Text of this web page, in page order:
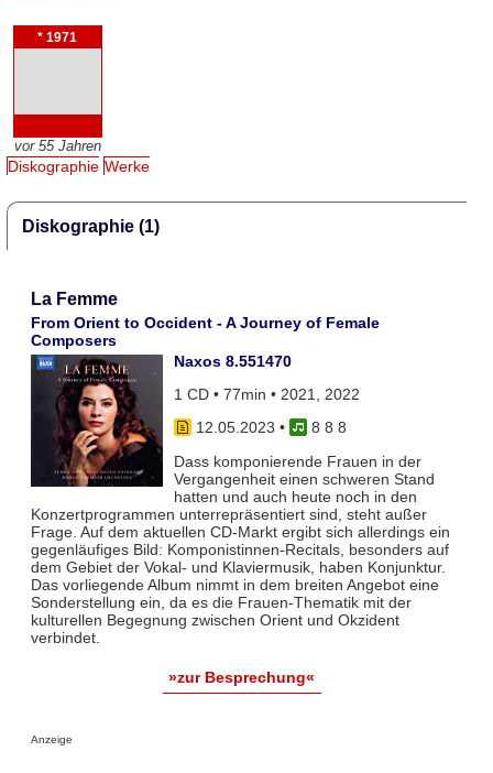
* 1971
vor 55 Jahren
Diskographie Werke
Diskographie (1)
La Femme
From Orient to Occident - A Journey of Female
Composers
Naxos 8.551470
1 CD • 77min • 2021, 2022
12.05.2023 •
8 8 8
Dass komponierende Frauen in der
Vergangenheit einen schweren Stand
hatten und auch heute noch in den
Konzertprogrammen unterrepräsentiert sind, steht außer
Frage. Auf dem aktuellen CD-Markt ergibt sich allerdings ein
gegenläufiges Bild: Komponistinnen-Recitals, besonders auf
dem Gebiet der Vokal- und Klaviermusik, haben Konjunktur.
Das vorliegende Album nimmt in dem breiten Angebot eine
Sonderstellung ein, da es die Frauen-Thematik mit der
kulturellen Begegnung zwischen Orient und Okzident
verbindet.
»zur Besprechung«
Anzeige